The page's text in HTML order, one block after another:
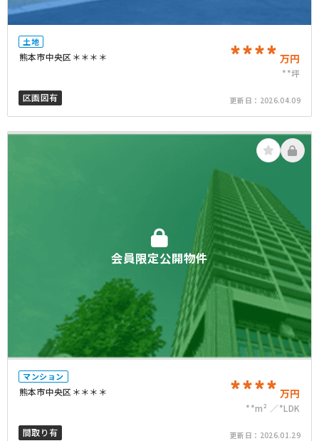
土地
熊本市中央区＊＊＊＊ **** 万円
**坪
区画図有
更新日： 2026.04.09
会員限定公開物件
マンション
熊本市中央区＊＊＊＊ **** 万円
**m²
*LDK
間取り有
更新日： 2026.01.29